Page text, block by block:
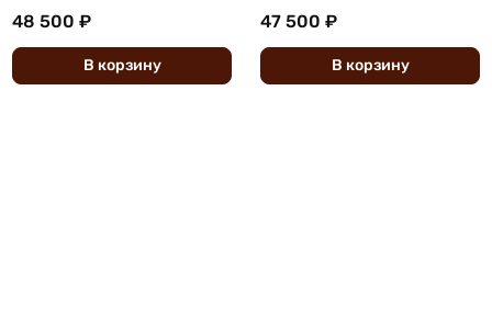
48 500 ₽
В корзину
47 500 ₽
В корзину